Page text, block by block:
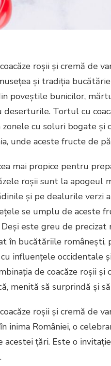
roșii și cremă de
și tradiția
poveștile bunicilor,
deserturile. Tortul cu
zonele cu soluri bogate
unde aceste fructe de
mai propice pentru
roșii sunt la
și pe dealurile verzi
se umplu de aceste
este greu de
în bucătăriile românești,
influențele occidentale
de coacăze roșii
menită să surprindă și
roșii și cremă de
inima României, o
acestei țări. Este o